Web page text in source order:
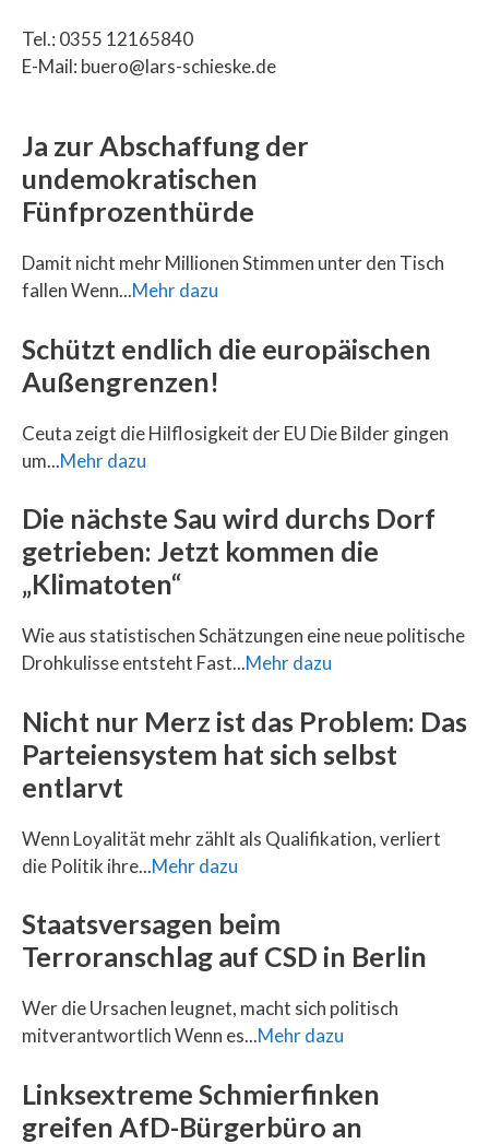
Tel.: 0355 12165840
E-Mail: buero@lars-schieske.de
Ja zur Abschaffung der
undemokratischen
Fünfprozenthürde
Damit nicht mehr Millionen Stimmen unter den Tisch
fallen Wenn...Mehr dazu
Schützt endlich die europäischen
Außengrenzen!
Ceuta zeigt die Hilflosigkeit der EU Die Bilder gingen
um...Mehr dazu
Die nächste Sau wird durchs Dorf
getrieben: Jetzt kommen die
„Klimatoten“
Wie aus statistischen Schätzungen eine neue politische
Drohkulisse entsteht Fast...Mehr dazu
Nicht nur Merz ist das Problem: Das
Parteiensystem hat sich selbst
entlarvt
Wenn Loyalität mehr zählt als Qualifikation, verliert
die Politik ihre...Mehr dazu
Staatsversagen beim
Terroranschlag auf CSD in Berlin
Wer die Ursachen leugnet, macht sich politisch
mitverantwortlich Wenn es...Mehr dazu
Linksextreme Schmierfinken
greifen AfD-Bürgerbüro an